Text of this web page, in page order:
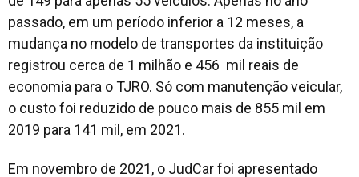
passado, em um período inferior a 12 meses, a
mudança no modelo de transportes da instituição
registrou cerca de 1 milhão e 456 mil reais de
economia para o TJRO. Só com manutenção veicular,
o custo foi reduzido de pouco mais de 855 mil em
2019 para 141 mil, em 2021.
Em novembro de 2021, o JudCar foi apresentado